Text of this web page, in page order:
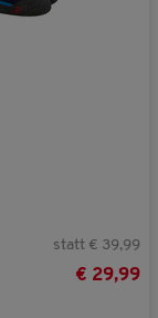
statt € 39,99
€ 29,99